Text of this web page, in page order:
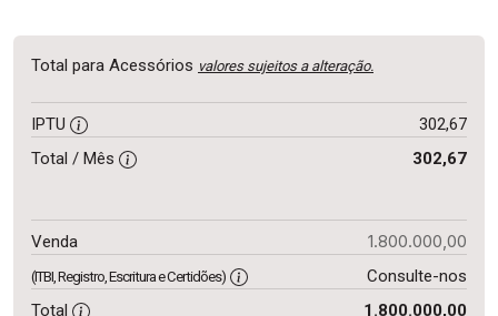
Total para Acessórios valores sujeitos a alteração.
IPTU
302,67
Total / Mês
302,67
Venda 1.800.000,00
(ITBI, Registro, Escritura e Certidões)
Consulte-nos
Total
1.800.000,00